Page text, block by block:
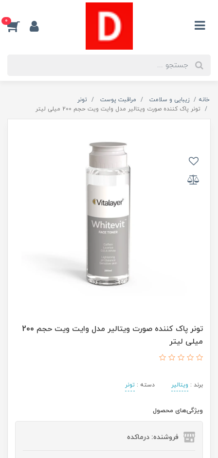
0
خانه زیبایی و سلامت مراقبت پوست
تونر
تونر پاک کننده صورت ویتالیر مدل وایت ویت حجم 200 میلی لیتر
تونر پاک کننده صورت ویتالیر مدل وایت ویت حجم 200
میلی لیتر
برند : ویتالیر دسته : تونر
ویژگی‌های محصول
فروشنده: درماکده